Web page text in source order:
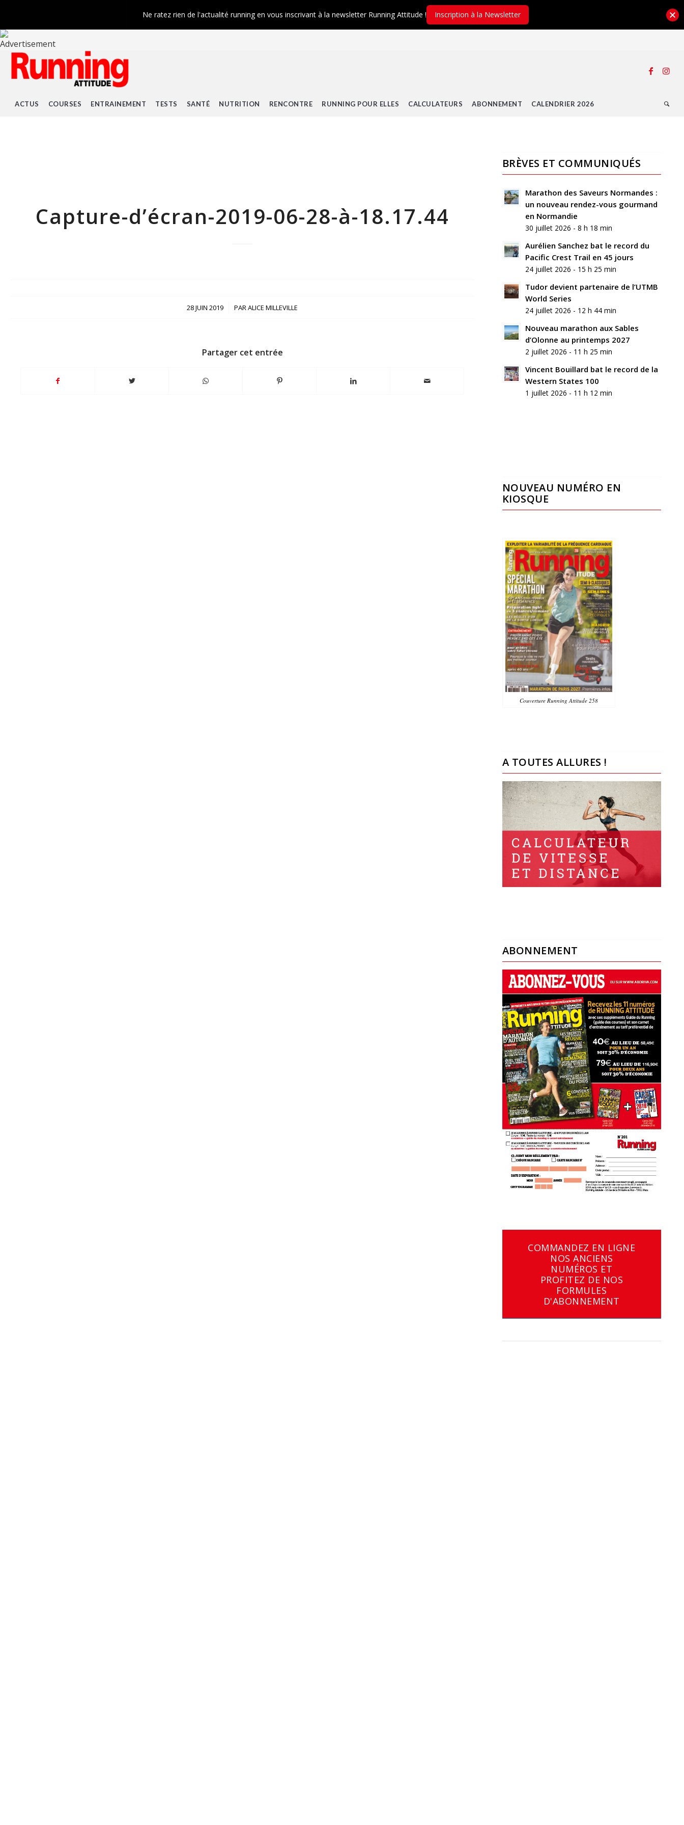
ACTUS COURSES ENTRAINEMENT TESTS SANTÉ NUTRITION RENCONTRE RUNNING POUR ELLES CALCULATEURS ABONNEMENT CALENDRIER 2026
Capture-d’écran-2019-06-28-à-18.17.44
28 JUIN 2019
/ PARALICE MILLEVILLE
Partager cet entrée
BRÈVES ET COMMUNIQUÉS
Marathon des Saveurs Normandes :
un nouveau rendez-vous gourmand
en Normandie
30 juillet 2026 - 8 h 18 min
Aurélien Sanchez bat le record du
Pacific Crest Trail en 45 jours
24 juillet 2026 - 15 h 25 min
Tudor devient partenaire de l’UTMB
World Series
24 juillet 2026 - 12 h 44 min
Nouveau marathon aux Sables
d’Olonne au printemps 2027
2 juillet 2026 - 11 h 25 min
Vincent Bouillard bat le record de la
Western States 100
1 juillet 2026 - 11 h 12 min
NOUVEAU NUMÉRO EN
KIOSQUE
Couverture Running Attitude 258
A TOUTES ALLURES !
ABONNEMENT
COMMANDEZ EN LIGNE
NOS ANCIENS
NUMÉROS ET
PROFITEZ DE NOS
FORMULES
D'ABONNEMENT
Ne ratez rien de l'actualité running en vous inscrivant à la newsletter Running Attitude ! Inscription à la Newsletter